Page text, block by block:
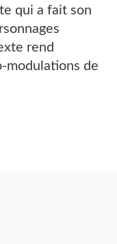
qui a fait son
rend
modulations de